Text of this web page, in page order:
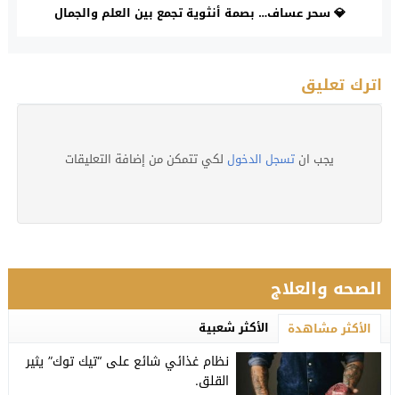
💎 سحر عساف… بصمة أنثوية تجمع بين العلم والجمال
اترك تعليق
يجب ان تسجل الدخول لكي تتمكن من إضافة التعليقات
الصحه والعلاج
الأكثر مشاهدة الأكثر شعبية
نظام غذائي شائع على “تيك توك” يثير
القلق.